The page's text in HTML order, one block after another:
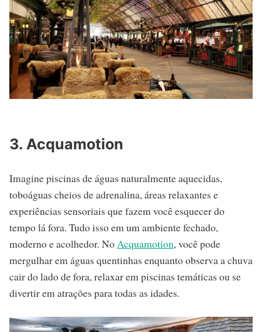
3. Acquamotion
Imagine piscinas de águas naturalmente aquecidas,
toboáguas cheios de adrenalina, áreas relaxantes e
experiências sensoriais que fazem você esquecer do
tempo lá fora. Tudo isso em um ambiente fechado,
moderno e acolhedor. NoAcquamotion, você pode
mergulhar em águas quentinhas enquanto observa a chuva
cair do lado de fora, relaxar em piscinas temáticas ou se
divertir em atrações para todas as idades.